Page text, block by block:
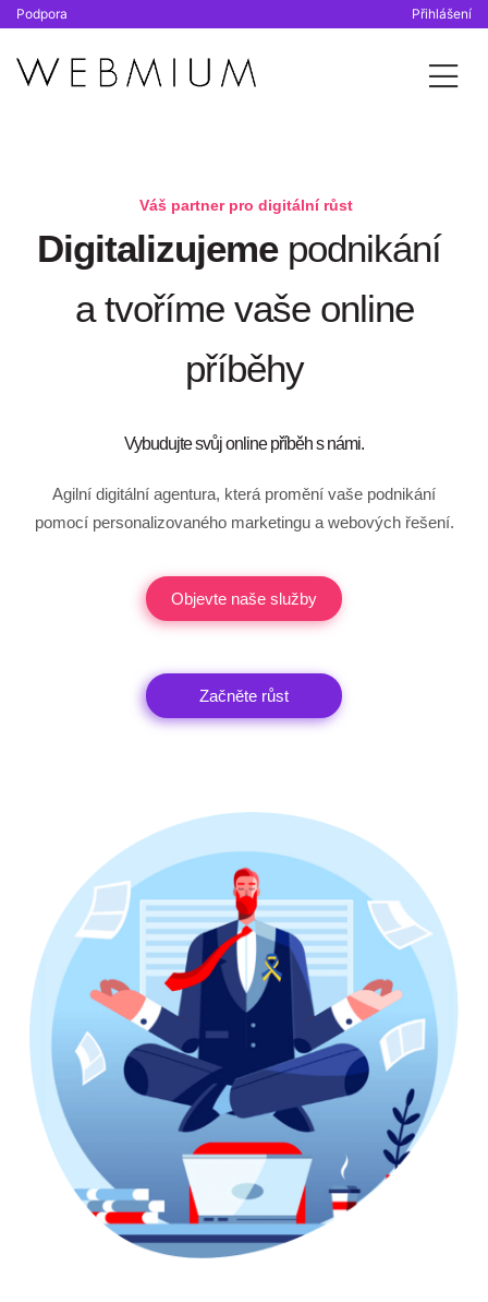
Váš partner pro digitální růst
Digitalizujemepodnikání
a tvoříme vaše online
příběhy
Vybudujte svůj online příběh s námi.
Agilní digitální agentura, která promění vaše podnikání
pomocí personalizovaného marketingu a webových řešení.
Objevte naše služby
Začněte růst
Podpora Přihlášení